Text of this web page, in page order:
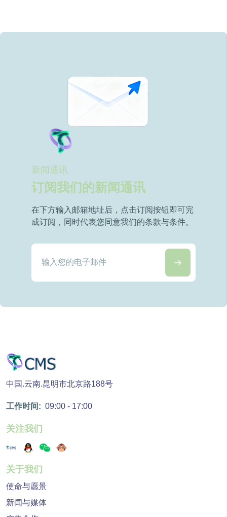
新闻通讯
订阅我们的新闻通讯
在下方输入邮箱地址后，点击订阅按钮即可完
成订阅，同时代表您同意我们的条款与条件。
中国.云南.昆明市北京路188号
工作时间: 09:00 - 17:00
关注我们
关于我们
使命与愿景
新闻与媒体